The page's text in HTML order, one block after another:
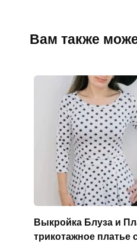
Вам также
Выкройка Блуза и
трикотажное платье